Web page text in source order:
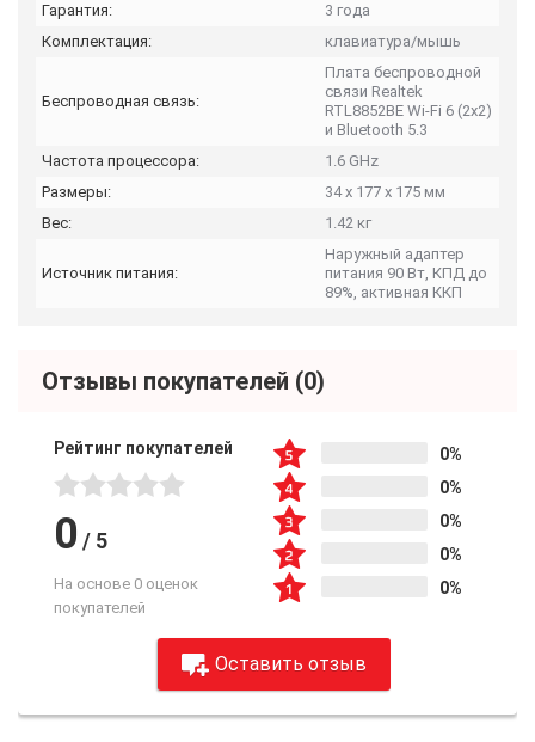
Гарантия:
3 года
Комплектация:
клавиатура/мышь
Беспроводная связь:
Плата беспроводной
связи Realtek
RTL8852BE Wi-Fi 6 (2x2)
и Bluetooth 5.3
Частота процессора:
1.6 GHz
Размеры:
34 x 177 x 175 мм
Вес:
1.42 кг
Источник питания:
Наружный адаптер
питания 90 Вт, КПД до
89%, активная ККП
Отзывы покупателей (0)
Рейтинг покупателей
0 / 5
На основе 0 оценок
покупателей
0%
0%
0%
0%
0%
Оставить отзыв